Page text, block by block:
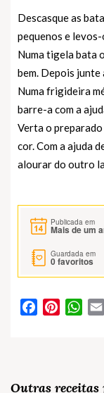
Descasque as
pequenos e
Numa tigela bata
bem. Depois
Numa frigideira
barre-a com a
Verta o
cor. Com a ajuda
alourar do outro
Publicada em
Mais de um
Guardada em
0favoritos
FacebookPinterest
Outras receitas